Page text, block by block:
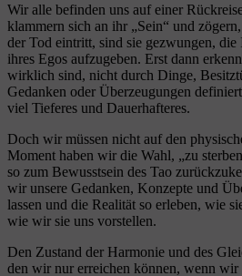
Wir alle befinden uns auf einer
klammern sich an ihr „Sein“ und
der Tod eintritt, sind sie gezwungen, die
ihres Egos aufzugeben. Erst dann
wirklich sind, nicht durch Dinge,
Gedanken oder Überzeugungen
viel Tieferes und Dauerhafteres.
Doch wir müssen nicht auf den
Moment haben wir die Wahl, „zu
so zum Bewusstsein des Tao
wir unsere Gedanken, Konzepte und
lassen und die Realität so erleben, wie
wie wir sie uns vorstellen.
Den Zustand der Harmonie und des
den wir nur erreichen können, wenn